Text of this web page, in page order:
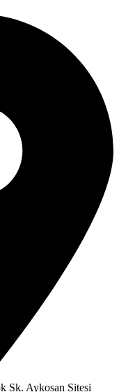
Sk. Aykosan Sitesi